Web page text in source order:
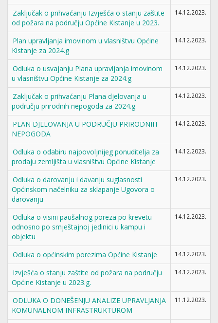
Zaključak o prihvaćanju Izvješća o stanju zaštite
od požara na području Općine Kistanje u 2023.
14.12.2023.
Plan upravljanja imovinom u vlasništvu Općine
Kistanje za 2024.g
14.12.2023.
Odluka o usvajanju Plana upravljanja imovinom
u vlasništvu Općine Kistanje za 2024.g
14.12.2023.
Zaključak o prihvaćanju Plana djelovanja u
području prirodnih nepogoda za 2024.g
14.12.2023.
PLAN DJELOVANJA U PODRUČJU PRIRODNIH
NEPOGODA
14.12.2023.
Odluka o odabiru najpovoljnijeg ponuditelja za
prodaju zemljišta u vlasništvu Općine Kistanje
14.12.2023.
Odluka o darovanju i davanju suglasnosti
Općinskom načelniku za sklapanje Ugovora o
darovanju
14.12.2023.
Odluka o visini paušalnog poreza po krevetu
odnosno po smještajnoj jedinici u kampu i
objektu
14.12.2023.
Odluka o općinskim porezima Općine Kistanje 14.12.2023.
Izvješća o stanju zaštite od požara na području
Općine Kistanje u 2023.g.
14.12.2023.
ODLUKA O DONEŠENJU ANALIZE UPRAVLJANJA
KOMUNALNOM INFRASTRUKTUROM
11.12.2023.